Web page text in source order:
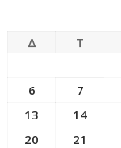
Δ Τ
6
7
13
14
20
21